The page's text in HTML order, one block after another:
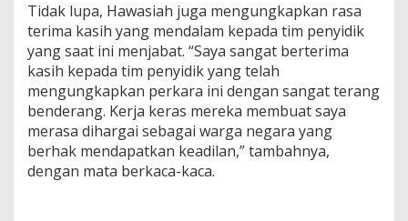
Tidak lupa, Hawasiah juga mengungkapkan rasa
terima kasih yang mendalam kepada tim penyidik
yang saat ini menjabat. “Saya sangat berterima
kasih kepada tim penyidik yang telah
mengungkapkan perkara ini dengan sangat terang
benderang. Kerja keras mereka membuat saya
merasa dihargai sebagai warga negara yang
berhak mendapatkan keadilan,” tambahnya,
dengan mata berkaca-kaca.